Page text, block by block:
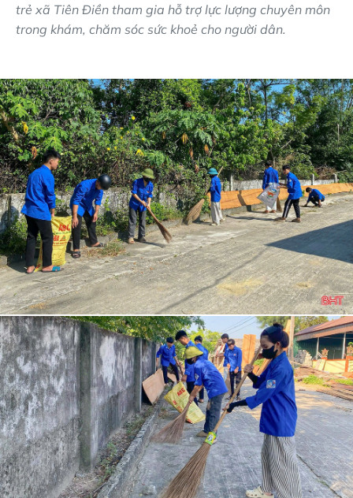
trẻ xã Tiên Điền tham gia hỗ trợ lực lượng chuyên môn
trong khám, chăm sóc sức khoẻ cho người dân.